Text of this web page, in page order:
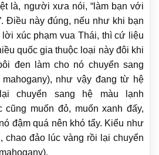
là, người xưa nói, “làm bạn với
Điều này đúng, nếu như khi bạn
xúc phạm vua Thái, thì cứ liệu
quốc gia thuộc loại này đôi khi
đen làm cho nó chuyển sang
mahogany), như vậy đang từ hệ
chuyển sang hệ màu lạnh
cũng muốn đỏ, muốn xanh đấy,
đậm quá nên khó tẩy. Kiểu như
chao đảo lúc vàng rồi lại chuyển